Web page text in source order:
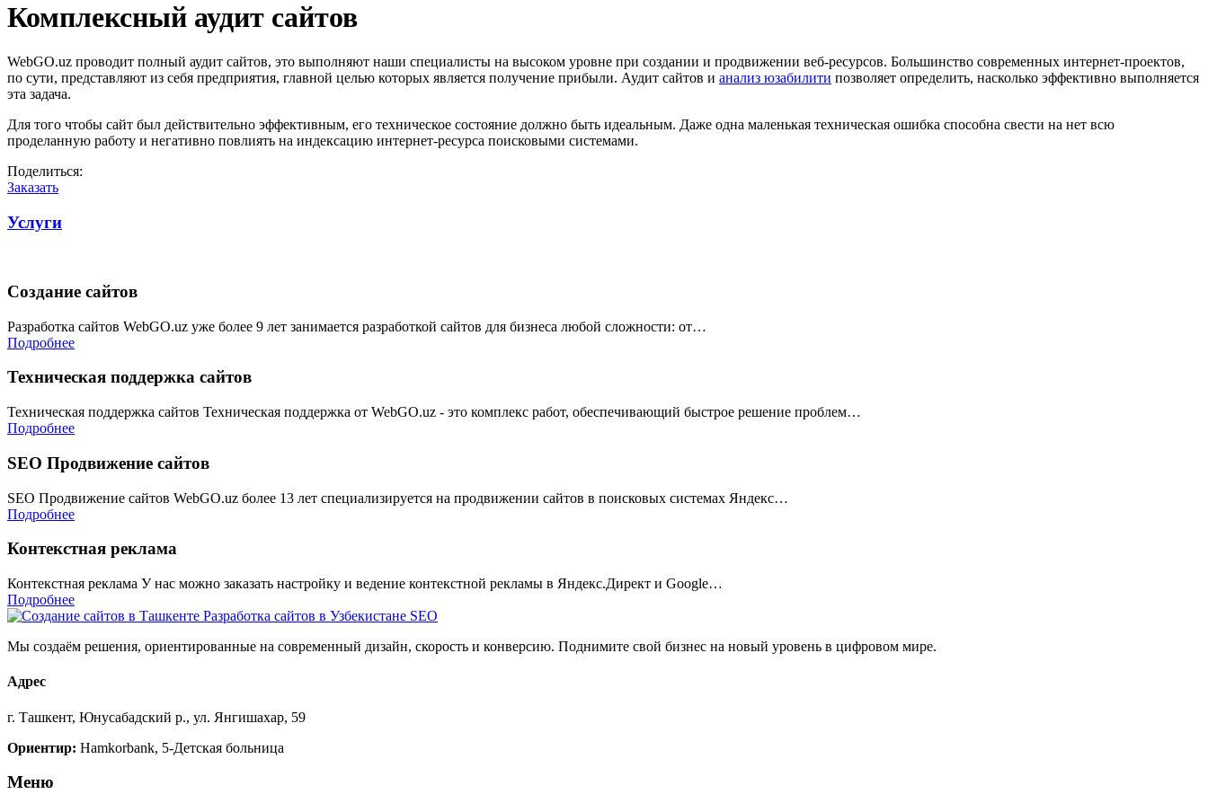
Комплексный аудит сайтов
WebGO.uz проводит полный аудит сайтов, это выполняют наши специалисты на высоком уровне при создании и продвижении веб-ресурсов. Большинство современных интернет-проектов,
по сути, представляют из себя предприятия, главной целью которых является получение прибыли. Аудит сайтов и анализ юзабилити позволяет определить, насколько эффективно выполняется
эта задача.
Для того чтобы сайт был действительно эффективным, его техническое состояние должно быть идеальным. Даже одна маленькая техническая ошибка способна свести на нет всю
проделанную работу и негативно повлиять на индексацию интернет-ресурса поисковыми системами.
Поделиться:
Заказать
Услуги
Создание сайтов
Разработка сайтов WebGO.uz уже более 9 лет занимается разработкой сайтов для бизнеса любой сложности: от…
Подробнее
Техническая поддержка сайтов
Техническая поддержка сайтов Техническая поддержка от WebGO.uz - это комплекс работ, обеспечивающий быстрое решение проблем…
Подробнее
SEO Продвижение сайтов
SEO Продвижение сайтов WebGO.uz более 13 лет специализируется на продвижении сайтов в поисковых системах Яндекс…
Подробнее
Контекстная реклама
Контекстная реклама У нас можно заказать настройку и ведение контекстной рекламы в Яндекс.Директ и Google…
Подробнее
Мы создаём решения, ориентированные на современный дизайн, скорость и конверсию. Поднимите свой бизнес на новый уровень в цифровом мире.
Адрес
г. Ташкент, Юнусабадский р., ул. Янгишахар, 59
Ориентир: Hamkorbank, 5-Детская больница
Меню